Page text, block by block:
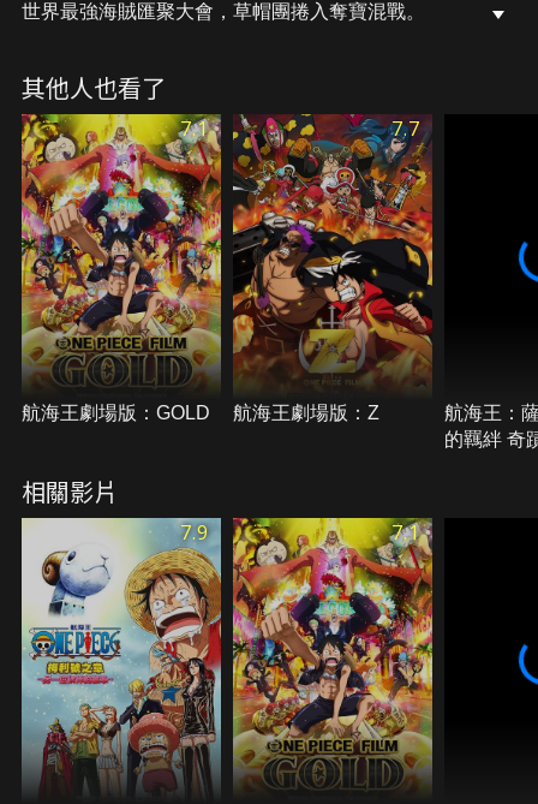
世界最強海賊匯聚大會，草帽團捲入奪寶混戰。
其他人也看了
7.1
航海王劇場版：GOLD
7.7
航海王劇場版：Z
航海王：
的羈絆 奇
相關影片
7.9 7.1